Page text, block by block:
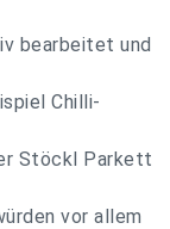
bearbeitet und
Chilli-
Stöckl Parkett
vor allem